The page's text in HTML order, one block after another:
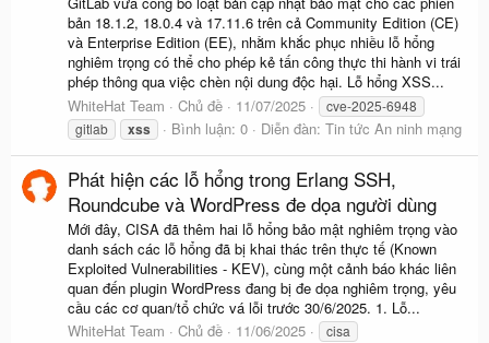
bản 18.1.2, 18.0.4 và 17.11.6 trên cả Community Edition (CE)
và Enterprise Edition (EE), nhằm khắc phục nhiều lỗ hổng
nghiêm trọng có thể cho phép kẻ tấn công thực thi hành vi trái
phép thông qua việc chèn nội dung độc hại. Lỗ hổng XSS...
WhiteHat Team
Chủ đề 11/07/2025
cve-2025-6948
gitlab
xss Bình luận: 0 Diễn đàn: Tin tức An ninh mạng
Phát hiện các lỗ hổng trong Erlang SSH,
Roundcube và WordPress đe dọa người dùng
Mới đây, CISA đã thêm hai lỗ hổng bảo mật nghiêm trọng vào
danh sách các lỗ hổng đã bị khai thác trên thực tế (Known
Exploited Vulnerabilities - KEV), cùng một cảnh báo khác liên
quan đến plugin WordPress đang bị đe dọa nghiêm trọng, yêu
cầu các cơ quan/tổ chức vá lỗi trước 30/6/2025. 1. Lỗ...
WhiteHat Team
Chủ đề 11/06/2025
cisa